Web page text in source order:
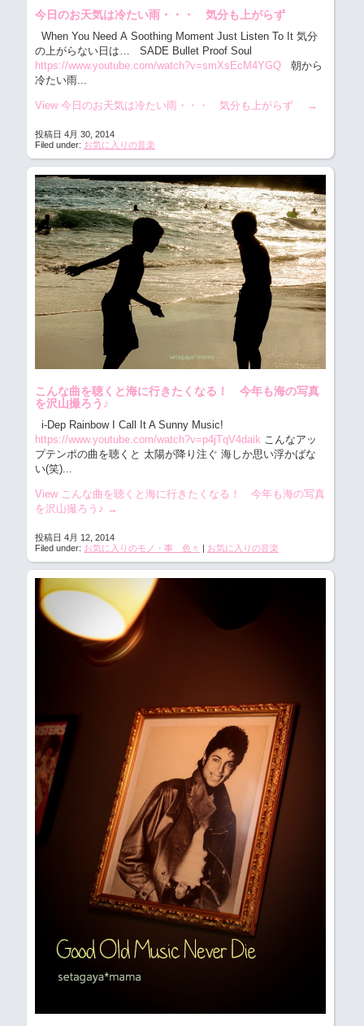
今日のお天気は冷たい雨・・・ 気分も上がらず
When You Need A Soothing Moment Just Listen To It 気分
の上がらない日は…
SADE Bullet Proof Soul
https://www.youtube.com/watch?v=smXsEcM4YGQ
朝から
冷たい雨...
View 今日のお天気は冷たい雨・・・ 気分も上がらず →
投稿日 4月 30, 2014
Filed under: お気に入りの音楽
こんな曲を聴くと海に行きたくなる！ 今年も海の写真
を沢山撮ろう♪
i-Dep Rainbow I Call It A Sunny Music!
https://www.youtube.com/watch?v=p4jTqV4daik こんなアッ
プテンポの曲を聴くと 太陽が降り注ぐ 海しか思い浮かばな
い(笑)...
View こんな曲を聴くと海に行きたくなる！ 今年も海の写真
を沢山撮ろう♪ →
投稿日 4月 12, 2014
Filed under: お気に入りのモノ・事 色々 | お気に入りの音楽